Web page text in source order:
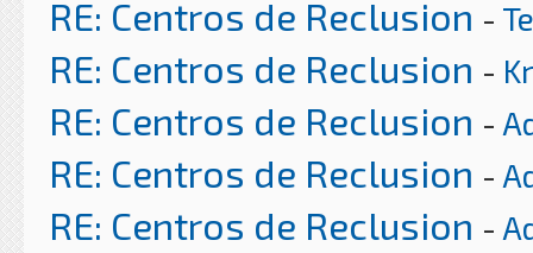
RE: Centros de Reclusion -
RE: Centros de Reclusion -
RE: Centros de Reclusion -
RE: Centros de Reclusion -
RE: Centros de Reclusion -